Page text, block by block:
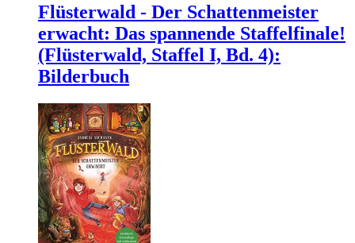
Flüsterwald - Der Schattenmeister
erwacht: Das spannende Staffelfinale!
(Flüsterwald, Staffel I, Bd. 4):
Bilderbuch